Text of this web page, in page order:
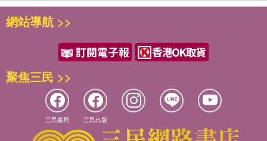
網站導航 >>
聚焦三民 >>
三民書局 三民出版